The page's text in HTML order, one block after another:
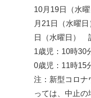
10月19日（水
月21日（水曜
日（水曜日）
1歳児：10時30
0歳児：11時15
注：新型コロナ
っては、中止の